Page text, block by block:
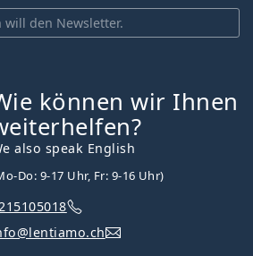
will den Newsletter.
können wir Ihnen
also speak English
Do: 9-17 Uhr, Fr: 9-16 Uhr)